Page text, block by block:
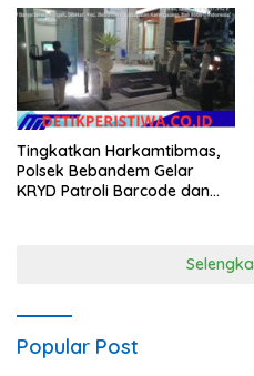
Tingkatkan Harkamtibmas,
Polsek Bebandem Gelar
KRYD Patroli Barcode dan
Popular Post